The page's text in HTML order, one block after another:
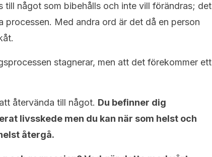
till något som bibehålls och inte vill förändras; det
processen. Med andra ord är det då en person
stagnerar, men att det förekommer ett
återvända till något. Du befinner dig
livsskede men du kan när som helst och
återgå.